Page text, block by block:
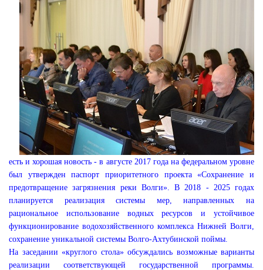
есть и хорошая новость - в августе 2017 года на федеральном уровне
был утвержден паспорт приоритетного проекта «Сохранение и
предотвращение загрязнения реки Волги». В 2018 - 2025 годах
планируется реализация системы мер, направленных на
рациональное использование водных ресурсов и устойчивое
функционирование водохозяйственного комплекса Нижней Волги,
сохранение уникальной системы Волго-Ахтубинской поймы.
На заседании «круглого стола» обсуждались возможные варианты
реализации соответствующей государственной программы.